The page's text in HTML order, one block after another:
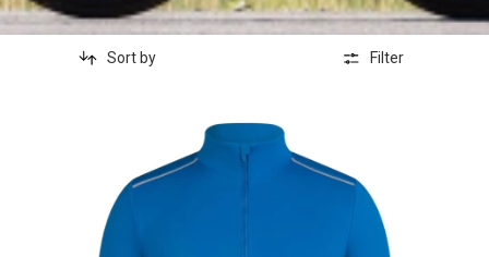
Sort by Filter